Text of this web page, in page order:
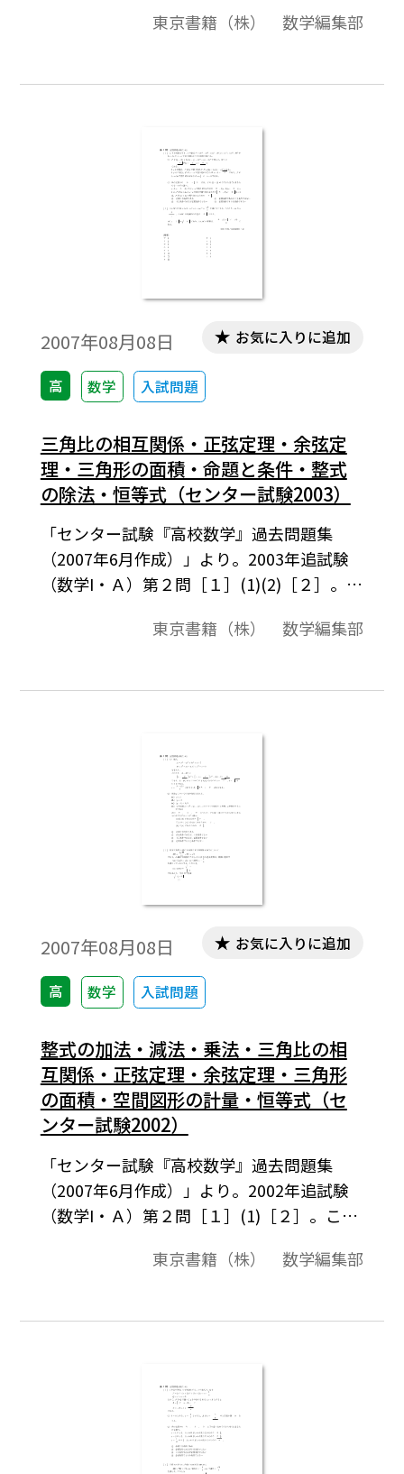
2012年度用）「数学A」（2008－2013年度
科書の目次に準拠して，2000年から2007年
ものです。この問題は，そのなかの１小問で
す。データは問題と解答を記載。授業の後，
まとめとしての演習問題などでご利用いた
東京書籍（株） 数学編集部
2007年08月08日
高 数学 入試問題
お気に入りに追加
三角比の相互関係・正弦定理・余弦定
理・三角形の面積・命題と条件・整式
の除法・恒等式（センター試験2003）
「センター試験『高校数学』過去問題集
（2007年6月作成）」より。2003年追試験
（数学I・Ａ）第２問［１］(1)(2)［２］。こ
2012年度用）「数学A」（2008－2013年度
科書の目次に準拠して，2000年から2007年
ものです。この問題は，そのなかの１小問で
す。データは問題と解答を記載。授業の後，
まとめとしての演習問題などでご利用いた
東京書籍（株） 数学編集部
2007年08月08日
高 数学 入試問題
お気に入りに追加
整式の加法・減法・乗法・三角比の相
互関係・正弦定理・余弦定理・三角形
の面積・空間図形の計量・恒等式（セ
ンター試験2002）
「センター試験『高校数学』過去問題集
（2007年6月作成）」より。2002年追試験
（数学I・Ａ）第２問［１］(1)［２］。この
2012年度用）「数学II」（2008－2013年度
ら2007年までのセンター試験問題の小問を
１小問です。データは問題と解答を記載。授
業の後，まとめとしての演習問題などでご
利用いただけます。
東京書籍（株） 数学編集部